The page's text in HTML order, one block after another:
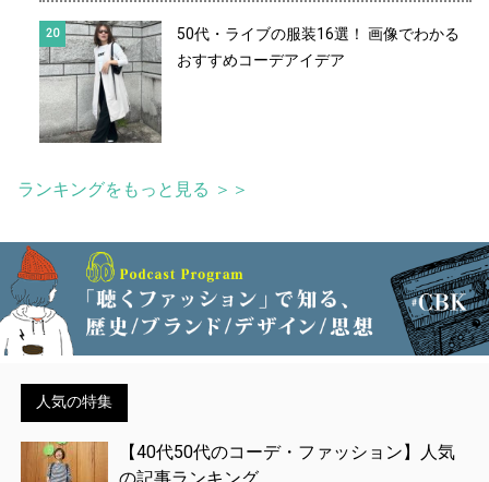
50代・ライブの服装16選！ 画像でわかる
おすすめコーデアイデア
ランキングをもっと見る ＞＞
人気の特集
【40代50代のコーデ・ファッション】人気